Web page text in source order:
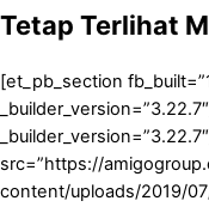
Tetap Terlihat
[et_pb_section
src=”https://
content/uploads/2019/